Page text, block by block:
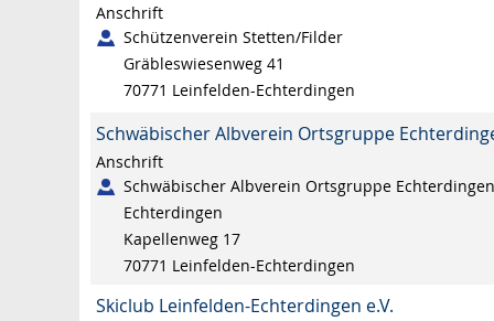
Anschrift
Schützenverein Stetten/Filder
Gräbleswiesenweg 41
70771 Leinfelden-Echterdingen
Schwäbischer Albverein Ortsgruppe
Anschrift
Schwäbischer Albverein Ortsgruppe Echterdingen
Echterdingen
Kapellenweg 17
70771 Leinfelden-Echterdingen
Skiclub Leinfelden-Echterdingen e.V.